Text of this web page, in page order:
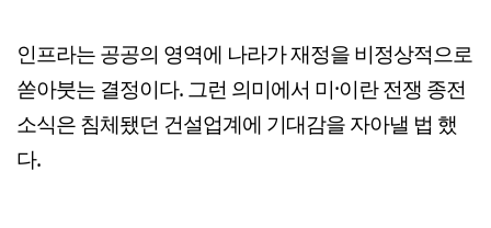
인프라는 공공의 영역에 나라가 재정을 비정상적으로
쏟아붓는 결정이다. 그런 의미에서 미·이란 전쟁 종전
소식은 침체됐던 건설업계에 기대감을 자아낼 법 했
다.